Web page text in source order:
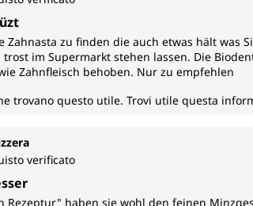
5 su 5 stelle
Zahnasta zu finden die auch etwas hält was
trost im Supermarkt stehen lassen. Die
Zahnfleisch behoben. Nur zu empfehlen
trovano questo utile. Trovi utile questa
1 su 5 stelle
verificato
Rezeptur" haben sie wohl den feinen